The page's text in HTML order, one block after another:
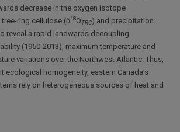
decrease in the oxygen isotope
ring cellulose (δ18OTRC) and precipitation
reveal a rapid landwards decoupling
(1950-2013), maximum temperature and
variations over the Northwest Atlantic. Thus,
ecological homogeneity, eastern Canada’s
rely on heterogeneous sources of heat and